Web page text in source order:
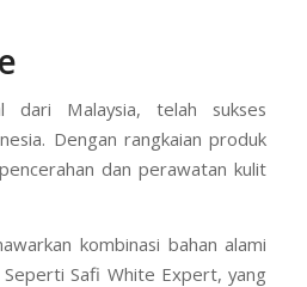
dari Malaysia, telah sukses
Dengan rangkaian produk
dan perawatan kulit
kombinasi bahan alami
Safi White Expert, yang